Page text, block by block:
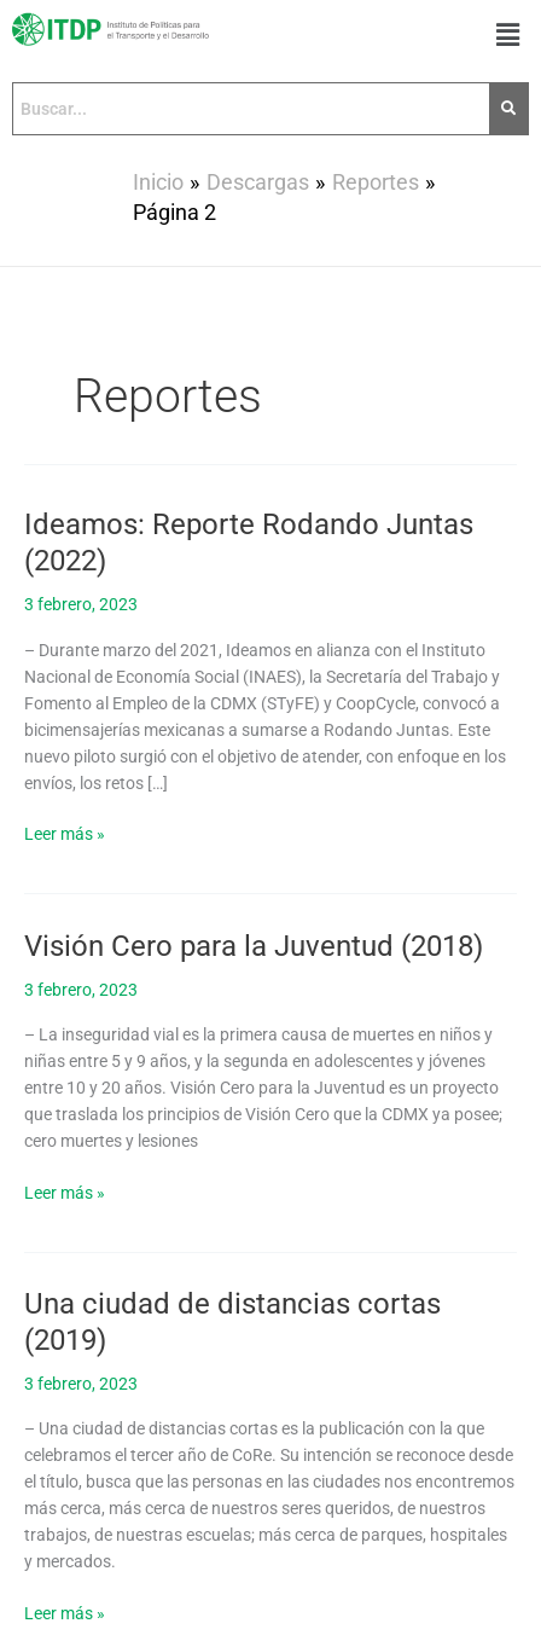
Inicio Descargas
Reportes
Página 2
Reportes
Ideamos: Reporte Rodando Juntas
(2022)
3 febrero, 2023
– Durante marzo del 2021, Ideamos en alianza con el Instituto
Nacional de Economía Social (INAES), la Secretaría del Trabajo y
Fomento al Empleo de la CDMX (STyFE) y CoopCycle, convocó a
bicimensajerías mexicanas a sumarse a Rodando Juntas. Este
nuevo piloto surgió con el objetivo de atender, con enfoque en los
envíos, los retos […]
Ideamos:
Reporte
Rodando
Juntas
Leer más »
Visión Cero para la Juventud (2018)
3 febrero, 2023
– La inseguridad vial es la primera causa de muertes en niños y
niñas entre 5 y 9 años, y la segunda en adolescentes y jóvenes
entre 10 y 20 años. Visión Cero para la Juventud es un proyecto
que traslada los principios de Visión Cero que la CDMX ya posee;
cero muertes y lesiones
Visión
para
Juventud
(2018)
Leer más »
Una ciudad de distancias cortas
(2019)
3 febrero, 2023
– Una ciudad de distancias cortas es la publicación con la que
celebramos el tercer año de CoRe. Su intención se reconoce desde
el título, busca que las personas en las ciudades nos encontremos
más cerca, más cerca de nuestros seres queridos, de nuestros
trabajos, de nuestras escuelas; más cerca de parques, hospitales
y mercados.
Una
ciudad
de
distancias
(2019)
Leer más »